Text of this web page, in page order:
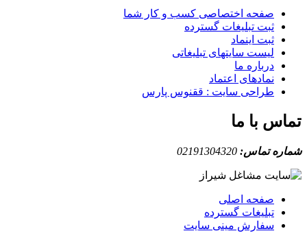
صفحه اختصاصی کسب و کار شما
ثبت تبلیغات گسترده
ثبت اینماد
لیست سایتهای تبلیغاتی
درباره ما
نمادهای اعتماد
طراحی سایت : ققنوس پارس
تماس با ما
شماره تماس: 02191304320
صفحه اصلی
تبلیغات گسترده
سفارش مینی سایت